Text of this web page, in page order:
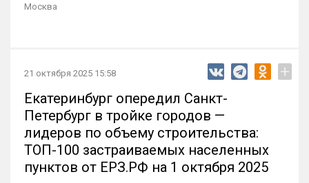
Москва
21 октября 2025 15:58 +
Екатеринбург опередил Санкт-
Петербург в тройке городов —
лидеров по объему строительства:
ТОП-100 застраиваемых населенных
пунктов от ЕРЗ.РФ на 1 октября 2025